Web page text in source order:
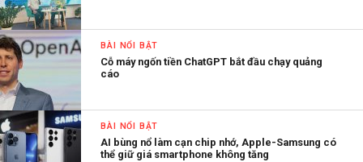
BÀI NỔI BẬT
Cỗ máy ngốn tiền ChatGPT bắt đầu chạy quảng
cáo
BÀI NỔI BẬT
AI bùng nổ làm cạn chip nhớ, Apple-Samsung có
thể giữ giá smartphone không tăng